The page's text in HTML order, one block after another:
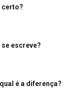
certo?
escreve?
é a diferença?